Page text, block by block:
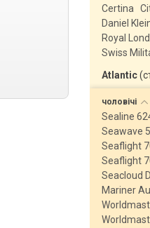
Certina
Daniel
Royal
Swiss
Atlantic(
чоловічі
Sealine
Seawave
Seaflight
Seaflight
Seacloud
Mariner